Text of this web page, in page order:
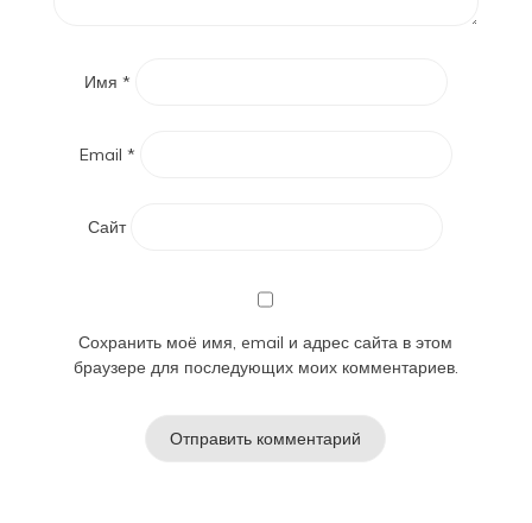
Имя *
Email *
Сайт
Сохранить моё имя, email и адрес сайта в этом
браузере для последующих моих комментариев.